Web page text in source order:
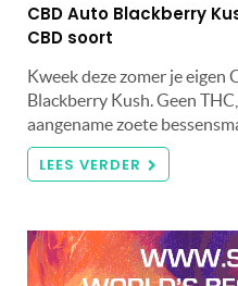
CBD Auto Blackberry
CBD soort
Kweek deze zomer je
Blackberry Kush. Geen
aangename zoete
LEES VERDER